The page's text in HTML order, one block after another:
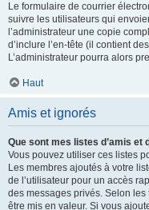
Le formulaire de courrier
suivre les utilisateurs qui
l’administrateur une copie
d’inclure l’en-tête (il contient
L’administrateur pourra alors
Haut
Amis et ignorés
Que sont mes listes d’amis et
Vous pouvez utiliser ces listes
Les membres ajoutés à votre
de l’utilisateur pour un accès
des messages privés. Selon
être mis en valeur. Si vous